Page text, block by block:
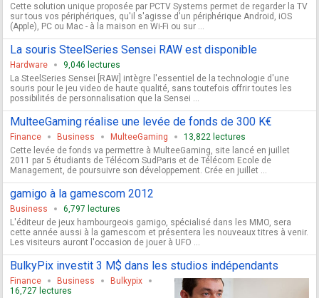
Cette solution unique proposée par PCTV Systems permet de regarder la TV
sur tous vos périphériques, qu'il s'agisse d'un périphérique Android, iOS
(Apple), PC ou Mac - à la maison en Wi-Fi ou sur ...
La souris SteelSeries Sensei RAW est disponible
Hardware
9,046 lectures
La SteelSeries Sensei [RAW] intègre l'essentiel de la technologie d'une
souris pour le jeu video de haute qualité, sans toutefois offrir toutes les
possibilités de personnalisation que la Sensei ...
MulteeGaming réalise une levée de fonds de 300 K€
Finance Business MulteeGaming
13,822 lectures
Cette levée de fonds va permettre à MulteeGaming, site lancé en juillet
2011 par 5 étudiants de Télécom SudParis et de Télécom Ecole de
Management, de poursuivre son développement. Crée en juillet ...
gamigo à la gamescom 2012
Business
6,797 lectures
L'éditeur de jeux hambourgeois gamigo, spécialisé dans les MMO, sera
cette année aussi à la gamescom et présentera les nouveaux titres à venir.
Les visiteurs auront l'occasion de jouer à UFO ...
BulkyPix investit 3 M$ dans les studios indépendants
Finance Business
Bulkypix
16,727 lectures